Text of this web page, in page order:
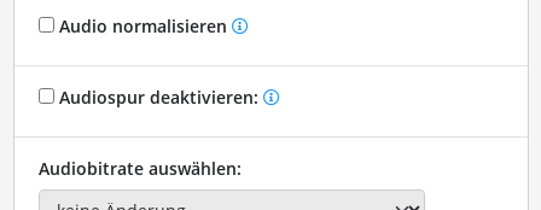
Audio normalisieren
Audiospur deaktivieren:
Audiobitrate auswählen: